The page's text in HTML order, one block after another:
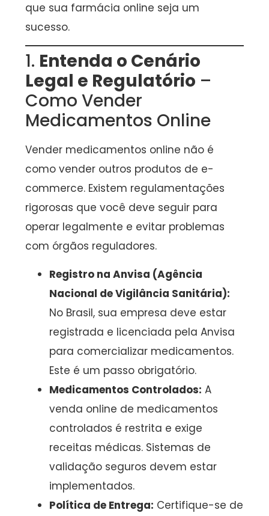
que sua farmácia online seja um
sucesso.
1. Entenda o Cenário
Legal e Regulatório –
Como Vender
Medicamentos Online
Vender medicamentos online não é
como vender outros produtos de e-
commerce. Existem regulamentações
rigorosas que você deve seguir para
operar legalmente e evitar problemas
com órgãos reguladores.
Registro na Anvisa (Agência
Nacional de Vigilância Sanitária):
No Brasil, sua empresa deve estar
registrada e licenciada pela Anvisa
para comercializar medicamentos.
Este é um passo obrigatório.
Medicamentos Controlados: A
venda online de medicamentos
controlados é restrita e exige
receitas médicas. Sistemas de
validação seguros devem estar
implementados.
Política de Entrega: Certifique-se de